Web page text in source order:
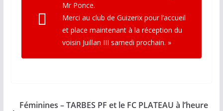
Mr Ponce.
Merci au club de Guizerix pour l’accueil
et place maintenant à la réception du
voisin Juillan III samedi prochain. »
Féminines – TARBES PF et le FC PLATEAU à l’heure